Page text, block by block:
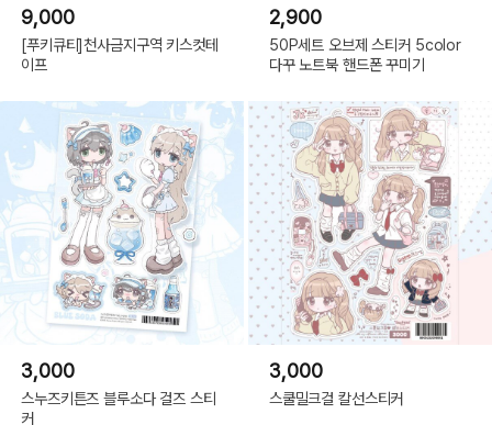
9,000
[푸키큐티]천사금지구역 키스컷테
이프
2,900
50P세트 오브제 스티커 5color
다꾸 노트북 핸드폰 꾸미기
3,000
스누즈키튼즈 블루소다 걸즈 스티
커
3,000
스쿨밀크걸 칼선스티커